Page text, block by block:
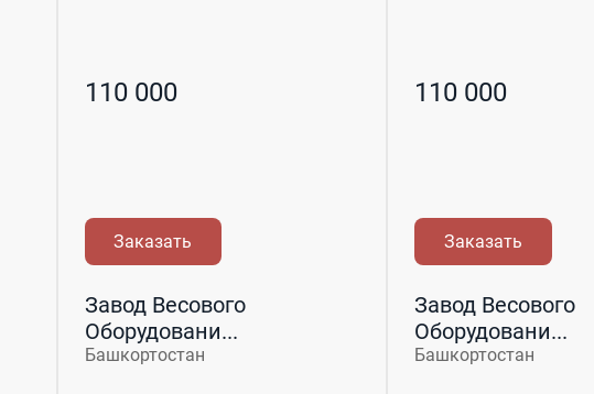
110 000
Заказать
Завод Весового
Оборудовани...
Башкортостан
110 000
Заказать
Завод Весового
Оборудовани...
Башкортостан